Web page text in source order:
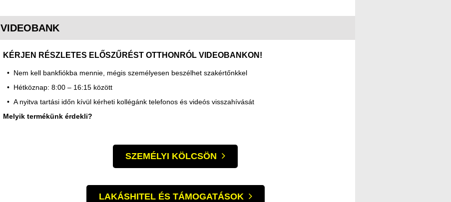
VIDEOBANK
KÉRJEN RÉSZLETES ELŐSZŰRÉST OTTHONRÓL VIDEOBANKON!
Nem kell bankfiókba mennie, mégis személyesen beszélhet szakértőnkkel
Hétköznap: 8:00 – 16:15 között
A nyitva tartási időn kívül kérheti kollégánk telefonos és videós visszahívását
Melyik termékünk érdekli?
SZEMÉLYI KÖLCSÖN
LAKÁSHITEL ÉS TÁMOGATÁSOK